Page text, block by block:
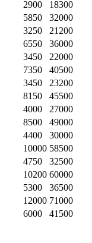
2900
18300
5850
32000
3250
21200
6550
36000
3450
22000
7350
40500
3450
23200
8150
45500
4000
27000
8500
49000
4400
30000
10000 58500
4750
32500
10200 60000
5300
36500
12000 71000
6000 41500